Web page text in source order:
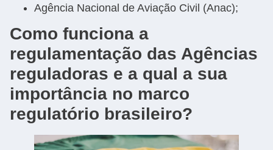
Agência Nacional de Aviação Civil (Anac);
Como funciona a
regulamentação das Agências
reguladoras e a qual a sua
importância no marco
regulatório brasileiro?